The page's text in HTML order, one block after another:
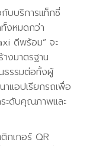
บบริการแท็กซี่
งหมดกว่า
ดีพร้อม” จะ
งมาตรฐาน
ธรรมต่อทั้งผู้
แอปเรียกรถเพื่อ
ะดับคุณภาพและ
กเกอร์ QR